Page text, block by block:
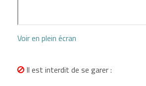
Voir en plein écran
Il est interdit de se garer :